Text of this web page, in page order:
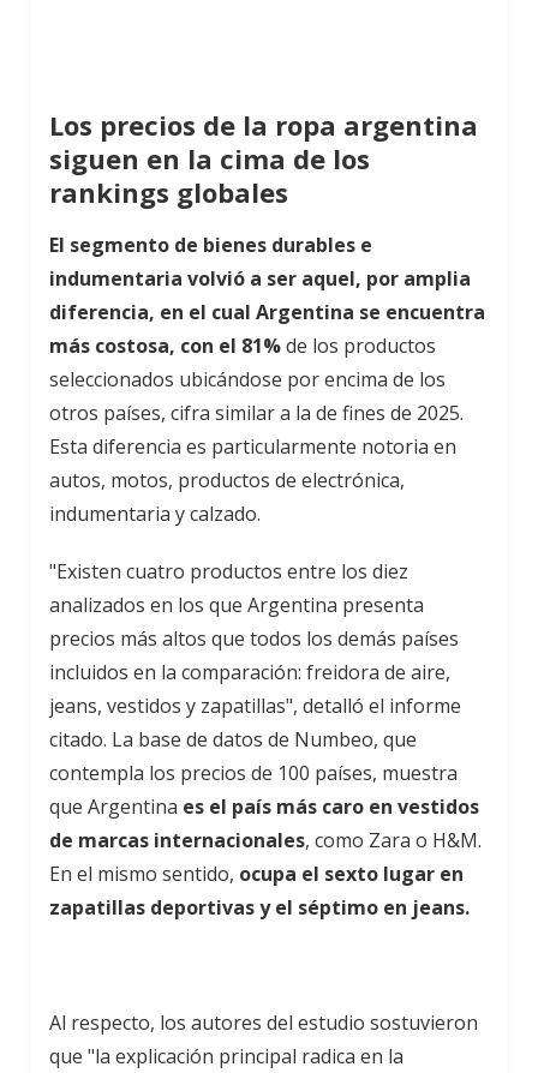
Los precios de la ropa argentina
siguen en la cima de los
rankings globales
El segmento de bienes durables e
indumentaria volvió a ser aquel, por amplia
diferencia, en el cual Argentina se encuentra
más costosa, con el 81%de los productos
seleccionados ubicándose por encima de los
otros países, cifra similar a la de fines de 2025.
Esta diferencia es particularmente notoria en
autos, motos, productos de electrónica,
indumentaria y calzado.
"Existen cuatro productos entre los diez
analizados en los que Argentina presenta
precios más altos que todos los demás países
incluidos en la comparación: freidora de aire,
jeans, vestidos y zapatillas", detalló el informe
citado. La base de datos de Numbeo, que
contempla los precios de 100 países, muestra
que Argentina es el país más caro en vestidos
de marcas internacionales, como Zara o H&M.
En el mismo sentido, ocupa el sexto lugar en
zapatillas deportivas y el séptimo en jeans.
Al respecto, los autores del estudio sostuvieron
que "la explicación principal radica en la